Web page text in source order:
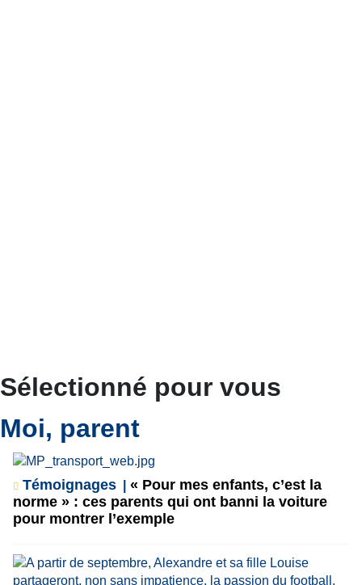
Sélectionné pour vous
Moi, parent
Témoignages
« Pour mes enfants, c’est la
norme » : ces parents qui ont banni la voiture
pour montrer l’exemple